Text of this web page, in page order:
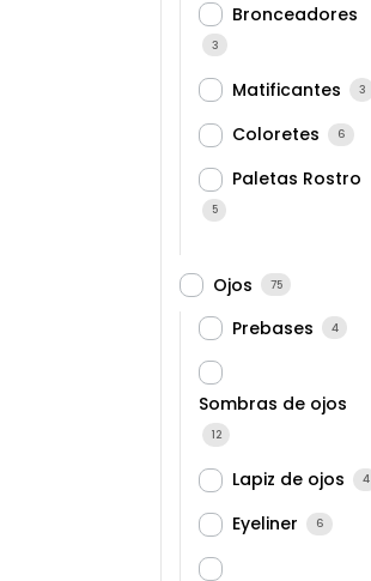
Bronceadores
3
Matificantes 3
Coloretes 6
Paletas Rostro
5
Ojos 75
Prebases 4
Sombras de ojos
12
Lapiz de ojos 4
Eyeliner 6